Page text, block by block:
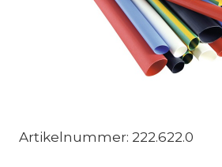
Artikelnummer: 222.622.0